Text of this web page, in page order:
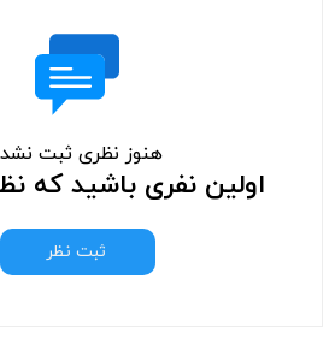
هنوز نظری ثبت
اولین نفری باشید که
ثبت نظر